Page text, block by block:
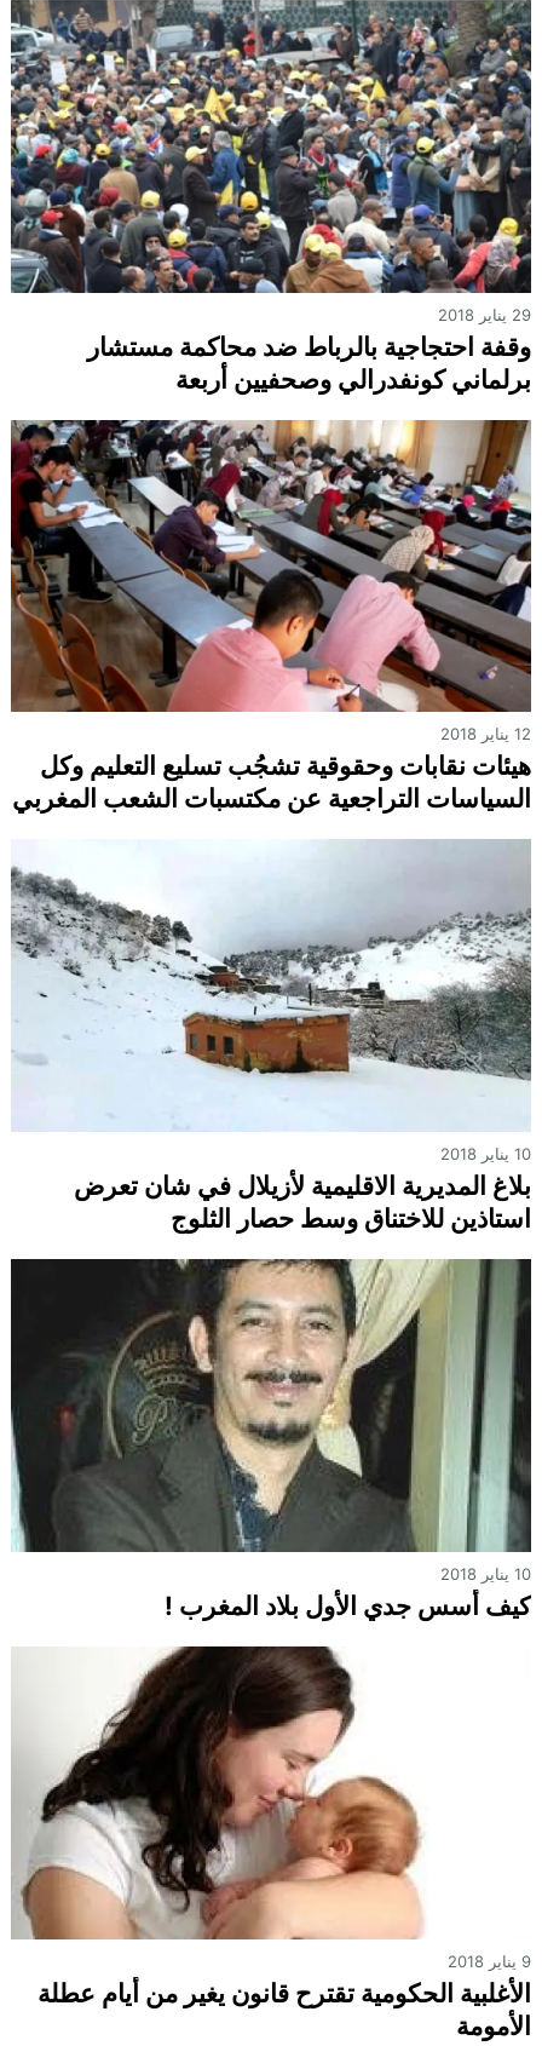
29 يناير 2018
وقفة احتجاجية بالرباط ضد محاكمة مستشار
برلماني كونفدرالي وصحفيين أربعة
12 يناير 2018
هيئات نقابات وحقوقية تشجُب تسليع التعليم وكل
السياسات التراجعية عن مكتسبات الشعب المغربي
10 يناير 2018
بلاغ المديرية الاقليمية لأزيلال في شان تعرض
استاذين للاختناق وسط حصار الثلوج
10 يناير 2018
كيف أسس جدي الأول بلاد المغرب !
9 يناير 2018
الأغلبية الحكومية تقترح قانون يغير من أيام عطلة
الأمومة